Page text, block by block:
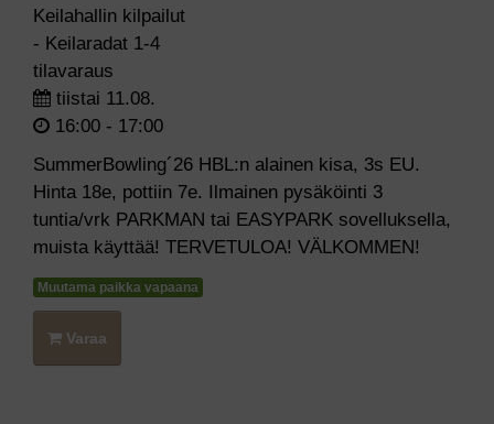
Keilahallin kilpailut
- Keilaradat 1-4
tilavaraus
tiistai 11.08.
16:00 - 17:00
SummerBowling´26 HBL:n alainen kisa, 3s EU.
Hinta 18e, pottiin 7e. Ilmainen pysäköinti 3
tuntia/vrk PARKMAN tai EASYPARK sovelluksella,
muista käyttää! TERVETULOA! VÄLKOMMEN!
Muutama paikka vapaana
Varaa